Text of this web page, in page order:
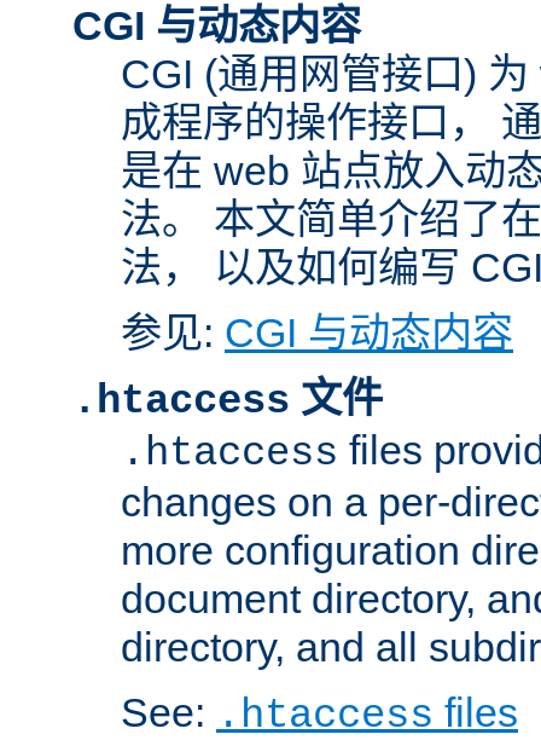
CGI 与动态内容
CGI (通用网管接口)
成程序的操作接口，
是在 web 站点放入动
法。 本文简单介绍了
法， 以及如何编写
参见: CGI 与动态内容
.htaccess 文件
.htaccess files
changes on a per-
more configuration
document directory,
directory, and all
See: .htaccess files